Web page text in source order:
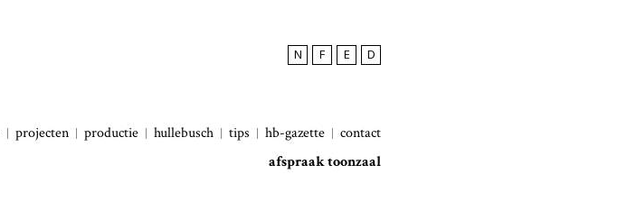
N F E D
projecten productie hullebusch tips hb-gazette
contact
afspraak toonzaal